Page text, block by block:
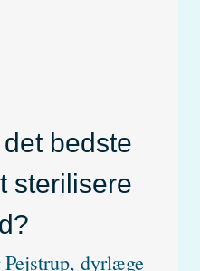
bedste
sterilisere
dyrlæge